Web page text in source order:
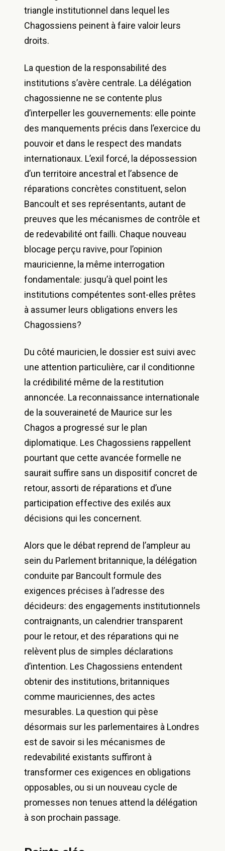
triangle institutionnel dans lequel les
Chagossiens peinent à faire valoir leurs
droits.
La question de la responsabilité des
institutions s’avère centrale. La délégation
chagossienne ne se contente plus
d’interpeller les gouvernements: elle pointe
des manquements précis dans l’exercice du
pouvoir et dans le respect des mandats
internationaux. L’exil forcé, la dépossession
d’un territoire ancestral et l’absence de
réparations concrètes constituent, selon
Bancoult et ses représentants, autant de
preuves que les mécanismes de contrôle et
de redevabilité ont failli. Chaque nouveau
blocage perçu ravive, pour l’opinion
mauricienne, la même interrogation
fondamentale: jusqu’à quel point les
institutions compétentes sont-elles prêtes
à assumer leurs obligations envers les
Chagossiens?
Du côté mauricien, le dossier est suivi avec
une attention particulière, car il conditionne
la crédibilité même de la restitution
annoncée. La reconnaissance internationale
de la souveraineté de Maurice sur les
Chagos a progressé sur le plan
diplomatique. Les Chagossiens rappellent
pourtant que cette avancée formelle ne
saurait suffire sans un dispositif concret de
retour, assorti de réparations et d’une
participation effective des exilés aux
décisions qui les concernent.
Alors que le débat reprend de l’ampleur au
sein du Parlement britannique, la délégation
conduite par Bancoult formule des
exigences précises à l’adresse des
décideurs: des engagements institutionnels
contraignants, un calendrier transparent
pour le retour, et des réparations qui ne
relèvent plus de simples déclarations
d’intention. Les Chagossiens entendent
obtenir des institutions, britanniques
comme mauriciennes, des actes
mesurables. La question qui pèse
désormais sur les parlementaires à Londres
est de savoir si les mécanismes de
redevabilité existants suffiront à
transformer ces exigences en obligations
opposables, ou si un nouveau cycle de
promesses non tenues attend la délégation
à son prochain passage.